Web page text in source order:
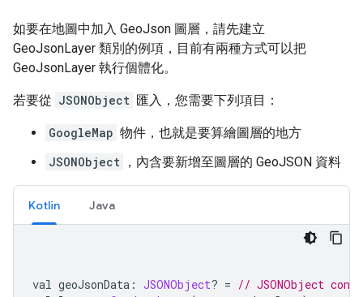
如要在地圖中加入 GeoJson 圖層，請先建立
GeoJsonLayer 類別的例項，目前有兩種方式可以把
GeoJsonLayer 執行個體化。
若要從 JSONObject 匯入，您需要下列項目：
GoogleMap 物件，也就是要算繪圖層的地方
JSONObject ，內含要新增至圖層的 GeoJSON 資料
Kotlin Java
val geoJsonData : JSONObject? = // JSONObject